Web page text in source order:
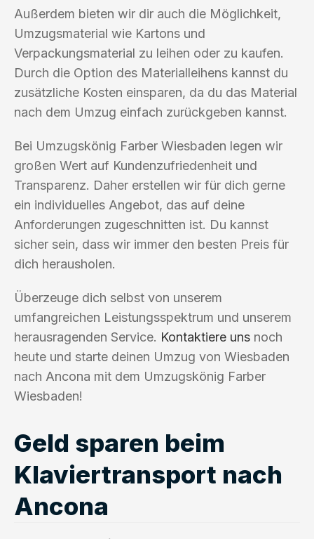
Außerdem bieten wir dir auch die Möglichkeit,
Umzugsmaterial wie Kartons und
Verpackungsmaterial zu leihen oder zu kaufen.
Durch die Option des Materialleihens kannst du
zusätzliche Kosten einsparen, da du das Material
nach dem Umzug einfach zurückgeben kannst.
Bei Umzugskönig Farber Wiesbaden legen wir
großen Wert auf Kundenzufriedenheit und
Transparenz. Daher erstellen wir für dich gerne
ein individuelles Angebot, das auf deine
Anforderungen zugeschnitten ist. Du kannst
sicher sein, dass wir immer den besten Preis für
dich herausholen.
Überzeuge dich selbst von unserem
umfangreichen Leistungsspektrum und unserem
herausragenden Service. Kontaktiere uns noch
heute und starte deinen Umzug von Wiesbaden
nach Ancona mit dem Umzugskönig Farber
Wiesbaden!
Geld sparen beim
Klaviertransport nach
Ancona